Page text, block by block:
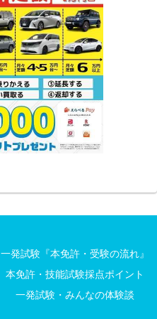
一発試験『本免許・受験の流れ』
本免許・技能試験採点ポイント
一発試験・みんなの体験談